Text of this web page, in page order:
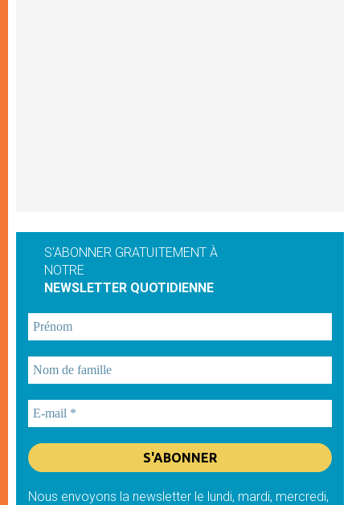
S'ABONNER GRATUITEMENT À
NOTRE
NEWSLETTER QUOTIDIENNE
Nous envoyons la newsletter le lundi, mardi, mercredi,